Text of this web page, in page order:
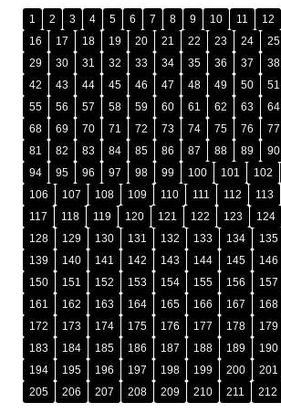
1 2 3 4 5 6 7 8 9 10 11 12
16
17 18 19 20 21 22 23 24 25
29
30 31 32 33 34 35 36 37 38
42
43 44 45 46 47 48 49 50 51
55
56 57 58 59 60 61 62 63 64
68
69 70 71 72 73 74 75 76 77
81
82 83 84 85 86 87 88 89 90
94
95 96 97 98 99 100 101 102
106
107 108 109 110 111 112 113
117
118 119 120 121 122 123 124
128
129 130 131 132 133 134 135
139
140 141 142 143 144 145 146
150
151 152 153 154 155 156 157
161
162 163 164 165 166 167 168
172
173 174 175 176 177 178 179
183
184 185 186 187 188 189 190
194
195 196 197 198 199 200 201
205
206 207 208 209 210 211 212